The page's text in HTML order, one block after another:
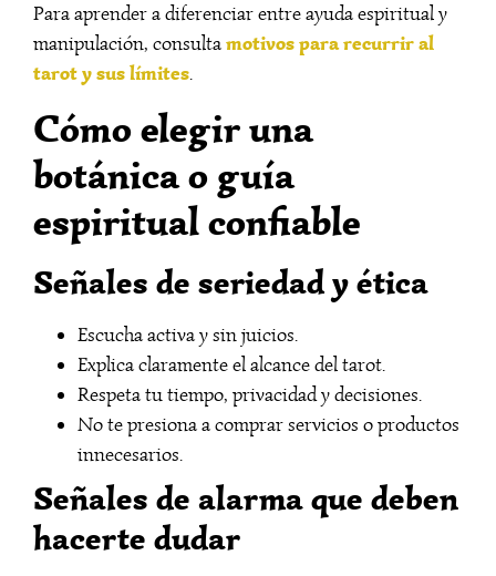
Para aprender a diferenciar entre ayuda espiritual y
manipulación, consultamotivos para recurrir al
tarot y sus límites.
Cómo elegir una
botánica o guía
espiritual confiable
Señales de seriedad y ética
Escucha activa y sin juicios.
Explica claramente el alcance del tarot.
Respeta tu tiempo, privacidad y decisiones.
No te presiona a comprar servicios o productos
innecesarios.
Señales de alarma que deben
hacerte dudar